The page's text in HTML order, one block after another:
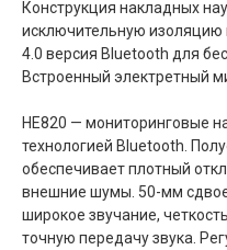
Конструкция накладных
исключительную изоляцию
4.0 версия Bluetooth для
Встроенный электретный
HE820 — мониторинговые
технологией Bluetooth.
обеспечивает плотный
внешние шумы. 50-мм
широкое звучание,
точную передачу звука.